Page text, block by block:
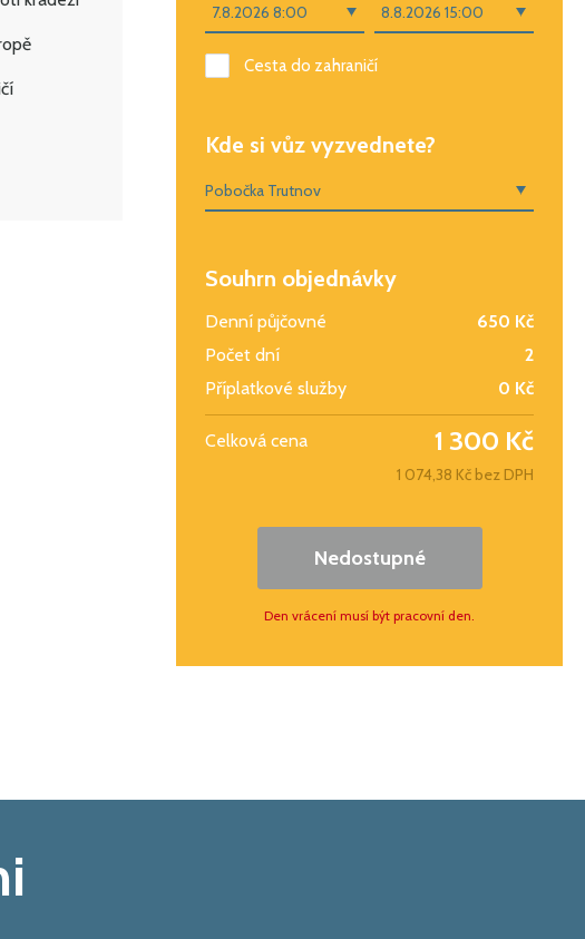
Cesta do zahraničí
Kde si vůz vyzvednete?
Souhrn objednávky
Denní půjčovné
650 Kč
Počet dní
2
Příplatkové služby
0 Kč
Celková cena 1 300 Kč
1 074,38 Kč bez DPH
Nedostupné
Den vrácení musí být pracovní den.